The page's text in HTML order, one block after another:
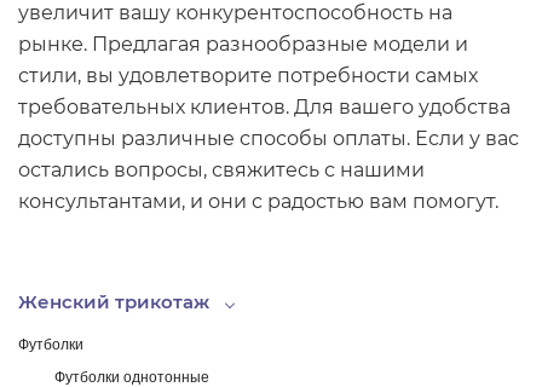
Женский трикотаж
Футболки
Футболки однотонные
увеличит вашу конкурентоспособность на
рынке. Предлагая разнообразные модели и
стили, вы удовлетворите потребности самых
требовательных клиентов. Для вашего удобства
доступны различные способы оплаты. Если у вас
остались вопросы, свяжитесь с нашими
консультантами, и они с радостью вам помогут.